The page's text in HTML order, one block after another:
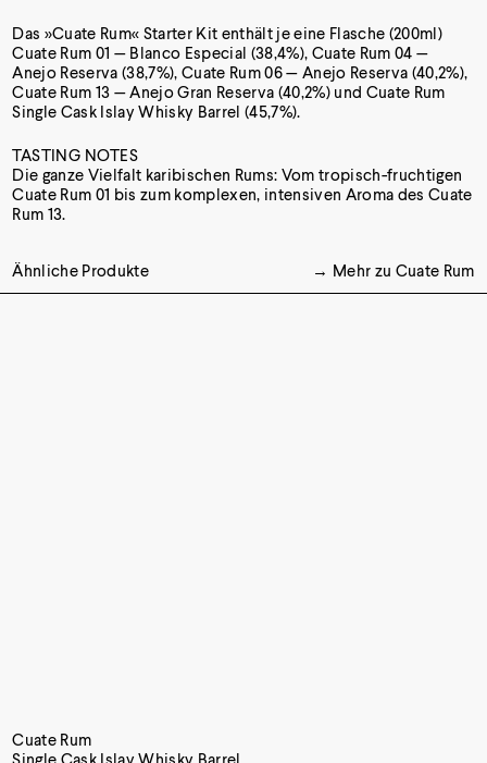
Das »Cuate Rum« Starter Kit enthält je eine Flasche (200ml)
Cuate Rum 01 — Blanco Especial (38,4%), Cuate Rum 04 —
Anejo Reserva (38,7%), Cuate Rum 06 — Anejo Reserva (40,2%),
Cuate Rum 13 — Anejo Gran Reserva (40,2%) und Cuate Rum
Single Cask Islay Whisky Barrel (45,7%).
TASTING NOTES
Die ganze Vielfalt karibischen Rums: Vom tropisch-fruchtigen
Cuate Rum 01 bis zum komplexen, intensiven Aroma des Cuate
Rum 13.
Ähnliche Produkte → Mehr zu Cuate Rum
Cuate Rum
Single Cask Islay Whisky Barrel